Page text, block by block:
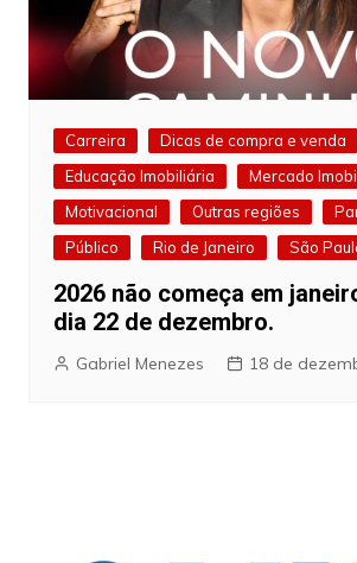
Carreira
Dicas de compra e venda
Educação Imobiliária
Mercado
Motivacional
Outras regiões
Público
Rio de Janeiro São
2026 não começa em
dia 22 de dezembro.
Gabriel Menezes 18 de